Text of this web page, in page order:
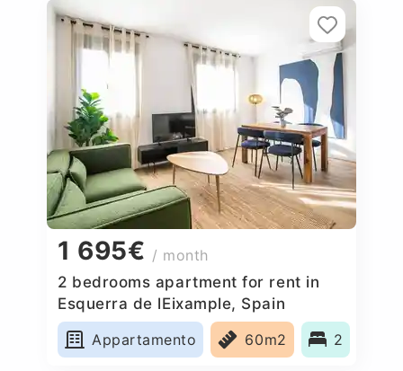
1 695€ / month
2 bedrooms apartment for rent in
Esquerra de lEixample, Spain
Appartamento
60m2 2